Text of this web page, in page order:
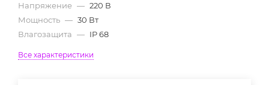
Напряжение — 220 В
Мощность — 30 Вт
Влагозащита — IP 68
Все характеристики